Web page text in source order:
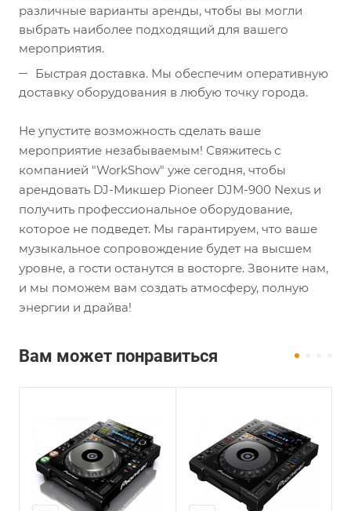
различные варианты аренды, чтобы вы могли
выбрать наиболее подходящий для вашего
мероприятия.
Быстрая доставка. Мы обеспечим оперативную
доставку оборудования в любую точку города.
Не упустите возможность сделать ваше
мероприятие незабываемым! Свяжитесь с
компанией "WorkShow" уже сегодня, чтобы
арендовать DJ-Микшер Pioneer DJM-900 Nexus и
получить профессиональное оборудование,
которое не подведет. Мы гарантируем, что ваше
музыкальное сопровождение будет на высшем
уровне, а гости останутся в восторге. Звоните нам,
и мы поможем вам создать атмосферу, полную
энергии и драйва!
Вам может понравиться